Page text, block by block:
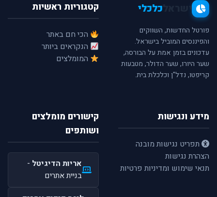
כלכלי
פורטל החדשות, השווקים
והפיננסים המוביל בישראל.
עדכונים בזמן אמת על הבורסה,
שער היורו, שער הדולר, מטבעות
קריפטו, נדל"ן וכלכלת בית.
קטגוריות ראשיות
הכי חם באתר
הנקראים ביותר
המומלצים
מידע ונגישות
תפריט נגישות מובנה
הצהרת נגישות
תנאי שימוש ומדיניות פרטיות
קישורים מומלצים
ושותפים
אריות הדיגיטל -
בניית אתרים